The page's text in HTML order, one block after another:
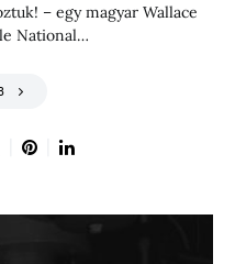
– egy magyar Wallace
National…